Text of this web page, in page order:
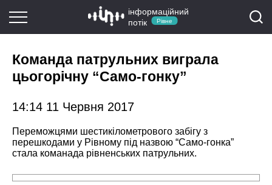
інформаційний
потік
Рівне
Команда патрульних виграла
цьогорічну “Само-гонку”
14:14 11 Червня 2017
Переможцями шестикілометрового забігу з
перешкодами у Рівному під назвою “Само-гонка”
стала команада рівненських патрульних.